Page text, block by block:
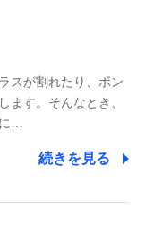
もしくは委託を受
に関する情報を提
を行うため
スが割れたり、ボン
ます。そんなとき、
…
続きを見る